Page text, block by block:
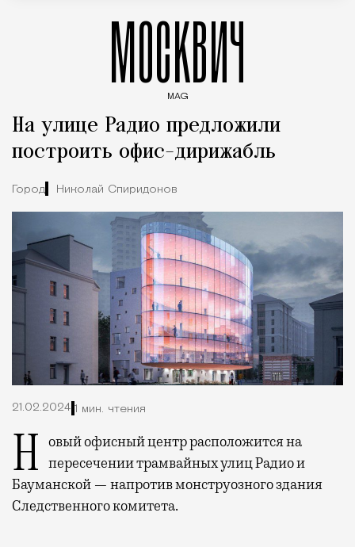
МОСКВИЧ
MAG
На улице Радио предложили
построить офис-дирижабль
Город Николай Спиридонов
21.02.2024 1 мин. чтения
Новый офисный центр расположится на пересечении трамвайных улиц Радио и
Бауманской — напротив монструозного здания
Следственного комитета.